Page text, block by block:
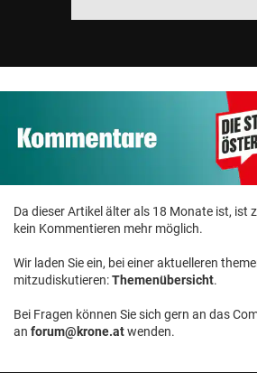
Da dieser Artikel älter als 18 Monate ist, ist
kein Kommentieren mehr möglich.
Wir laden Sie ein, bei einer aktuelleren
mitzudiskutieren:Themenübersicht.
Bei Fragen können Sie sich gern an das
an forum@krone.atwenden.